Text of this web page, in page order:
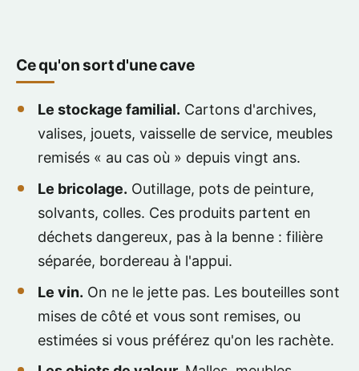
Ce qu'on sort d'une cave
Le stockage familial. Cartons d'archives,
valises, jouets, vaisselle de service, meubles
remisés « au cas où » depuis vingt ans.
Le bricolage. Outillage, pots de peinture,
solvants, colles. Ces produits partent en
déchets dangereux, pas à la benne : filière
séparée, bordereau à l'appui.
Le vin. On ne le jette pas. Les bouteilles sont
mises de côté et vous sont remises, ou
estimées si vous préférez qu'on les rachète.